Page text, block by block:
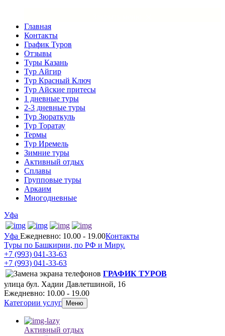
Главная
Контакты
График Туров
Отзывы
Туры Казань
Тур Айгир
Тур Красный Ключ
Тур Айские притесы
1 дневные туры
2-3 дневные туры
Тур Зюраткуль
Тур Торатау
Термы
Тур Иремель
Зимние туры
Активный отдых
Сплавы
Групповые туры
Аркаим
Многодневные
Уфа
Уфа Ежедневно: 10.00 - 19.00Контакты
Туры по Башкирии, по РФ и Миру.
+7 (993) 041-33-63
+7 (993) 041-33-63
ГРАФИК ТУРОВ
улица бул. Хадии Давлетшиной, 16
Ежедневно: 10.00 - 19.00
Категории услуг
Меню
Активный отдых